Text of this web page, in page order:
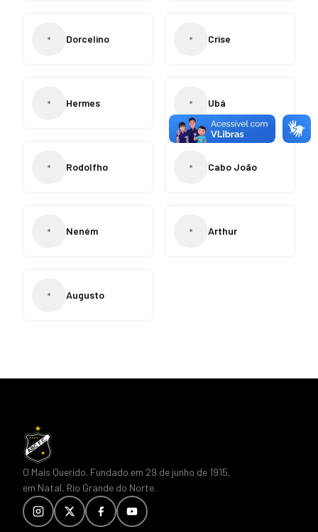
• Dorcelino • Crise
• Hermes • Ubá
• Rodolfho • Cabo João
• Neném • Arthur
• Augusto
O Mais Querido. Fundado em 29 de junho de 1915,
em Natal, Rio Grande do Norte.